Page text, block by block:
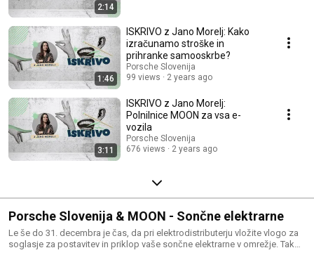
2:14
1:46
ISKRIVO z Jano Morelj: Kako
izračunamo stroške in
prihranke samooskrbe?
Porsche Slovenija
99 views
2 years ago
3:11
ISKRIVO z Jano Morelj:
Polnilnice MOON za vsa e-
vozila
Porsche Slovenija
676 views
2 years ago
Porsche Slovenija & MOON - Sončne elektrarne
Le še do 31. decembra je čas, da pri elektrodistributerju vložite vlogo za
soglasje za postavitev in priklop vaše sončne elektrarne v omrežje. Tako